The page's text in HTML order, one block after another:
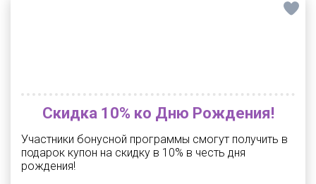
Скидка 10% ко Дню Рождения!
Участники бонусной программы смогут получить в
подарок купон на скидку в 10% в честь дня
рождения!